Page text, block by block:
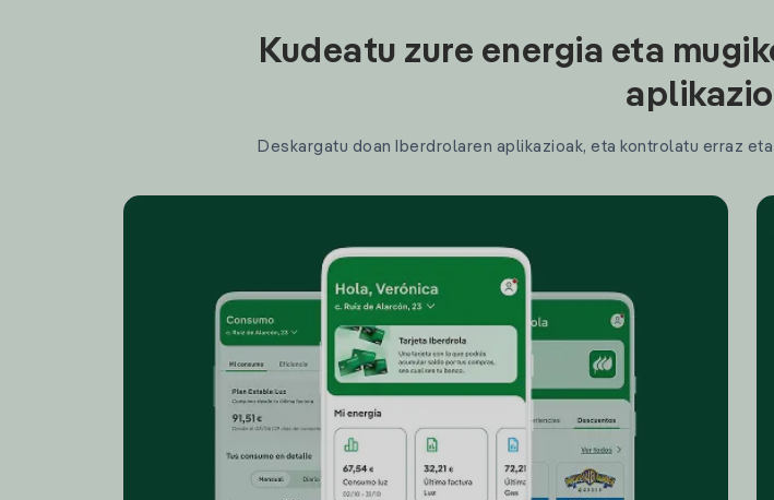
Kudeatu zure energia eta
Deskargatu doan Iberdrolaren aplikazioak, eta kontrolatu erraz